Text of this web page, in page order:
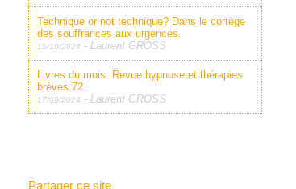
Technique or not technique? Dans le cortège
des souffrances aux urgences.
15/10/2024 - Laurent GROSS
Livres du mois. Revue hypnose et thérapies
brèves 72.
17/09/2024 - Laurent GROSS
Partager ce site